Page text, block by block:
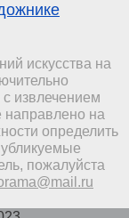
искусства на
извлечением
направлено на
определить
пожалуйста